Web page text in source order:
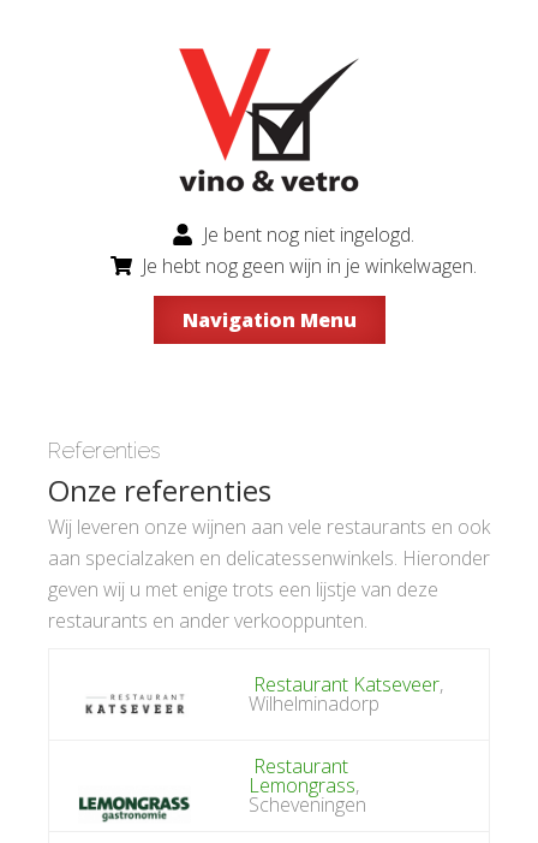
Je bent nog niet ingelogd.
Je hebt nog geen wijn in je winkelwagen.
Navigation Menu
Referenties
Onze referenties
Wij leveren onze wijnen aan vele restaurants en ook
aan specialzaken en delicatessenwinkels. Hieronder
geven wij u met enige trots een lijstje van deze
restaurants en ander verkooppunten.
Restaurant Katseveer,
Wilhelminadorp
Restaurant
Lemongrass,
Scheveningen